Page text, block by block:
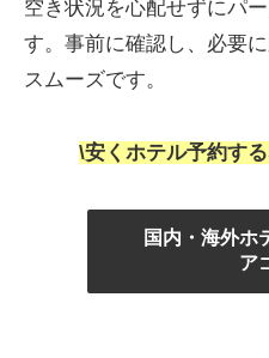
空き状況を心配せずにパ
す。事前に確認し、必要
スムーズです。
\安くホテル予約す
国内・海外ホ
ア